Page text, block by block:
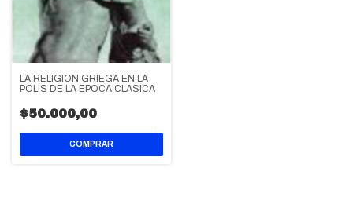
LA RELIGION GRIEGA EN LA
POLIS DE LA EPOCA CLASICA
$50.000,00